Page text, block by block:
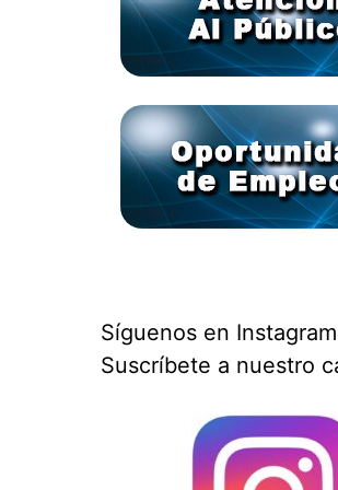
Síguenos en
Suscríbete a nuestro